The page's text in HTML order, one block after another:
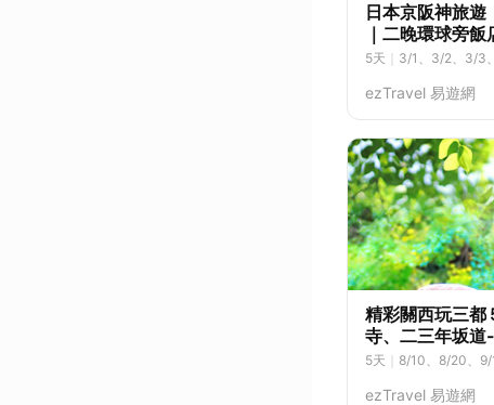
日本京阪神旅
｜二晚環球旁飯
5天
3/1、3/2、3/3
7、4/18、4/19、4/
5/28、5/29、5/30、
6、6/17、6/18、6/
6、8/27、8/28、8/
15、9/16、9/17、9/
0/3、10/4、10/5、
0、10/21、10/22、
ezTravel 易遊網
精彩關西玩三都
寺、二三年坂道
5天
8/10、8/20、
28、12/30、1/3、1/
ezTravel 易遊網